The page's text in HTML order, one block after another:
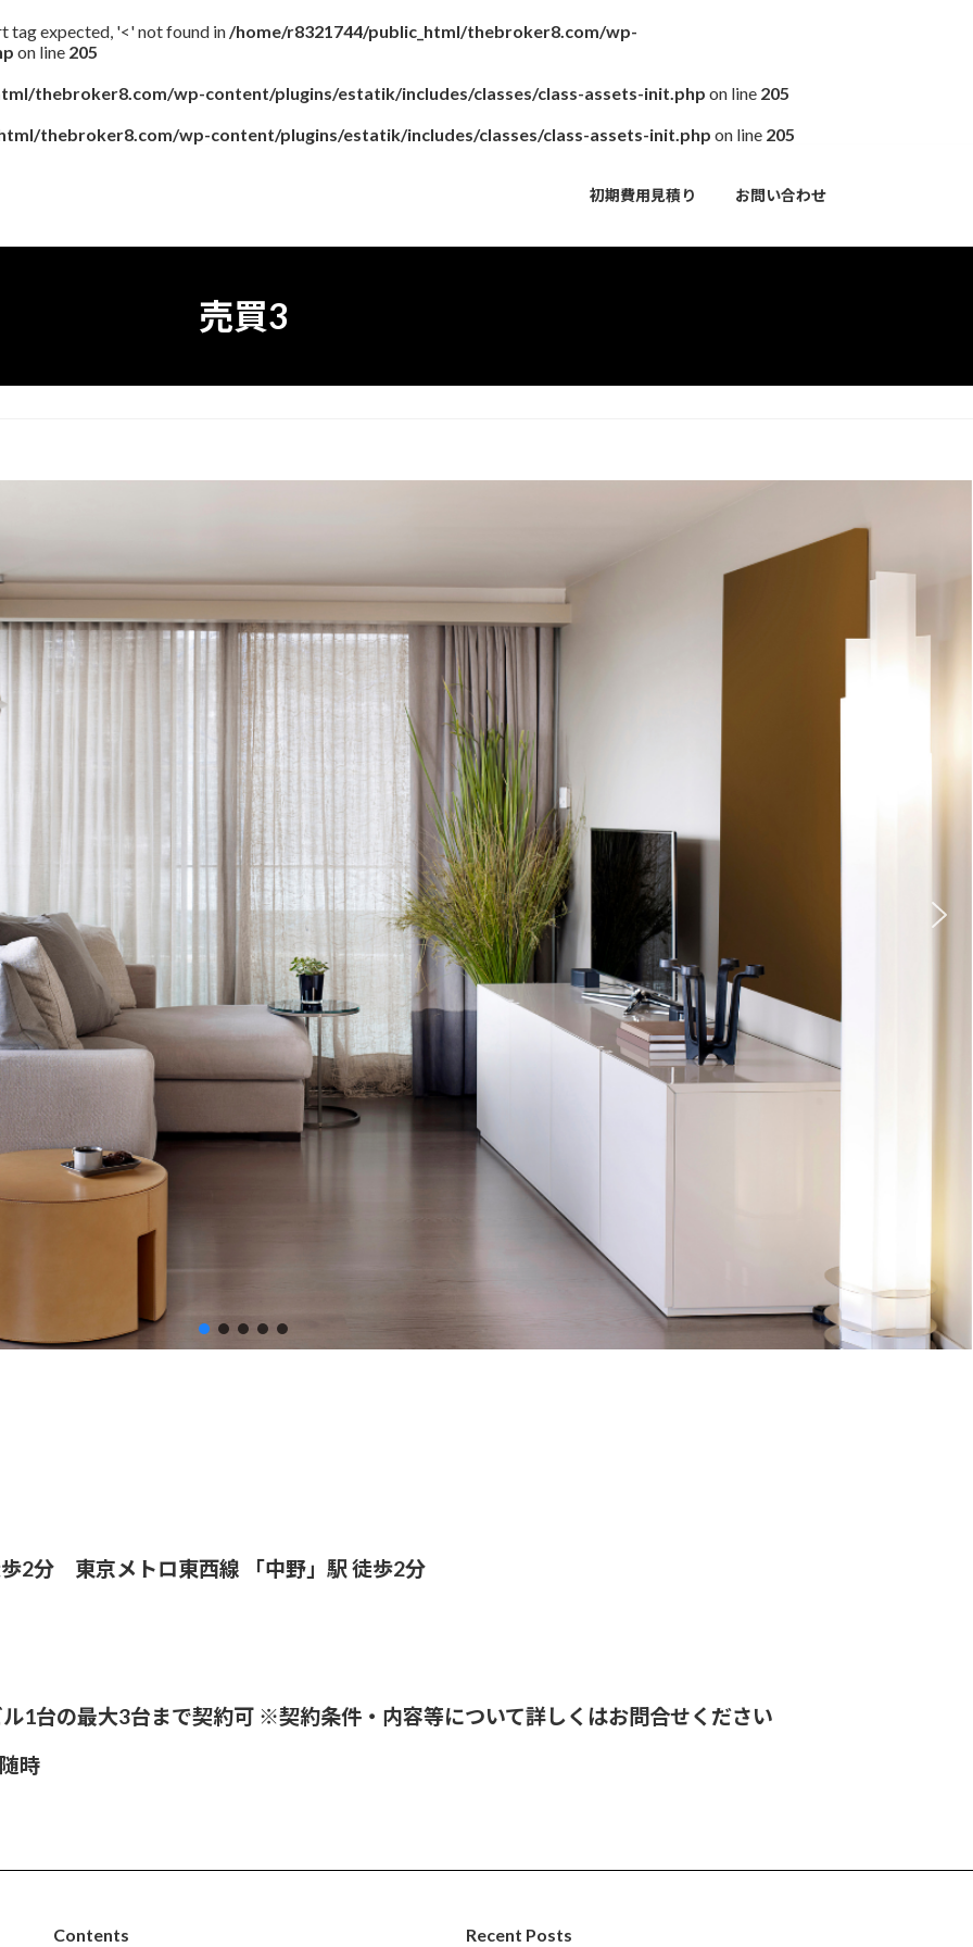
tag expected, '<' not found in/home/r8321744/public_html/thebroker8.com/wp-
on line 205
thebroker8.com/wp-content/plugins/estatik/includes/classes/class-assets-init.php on line 205
thebroker8.com/wp-content/plugins/estatik/includes/classes/class-assets-init.php on line 205
初期費用見積り お問い合わせ
売買3
2分 東京メトロ東西線 「中野」駅 徒歩2分
1台の最大3台まで契約可 ※契約条件・内容等について詳しくはお問合せください
時
Contents Recent Posts